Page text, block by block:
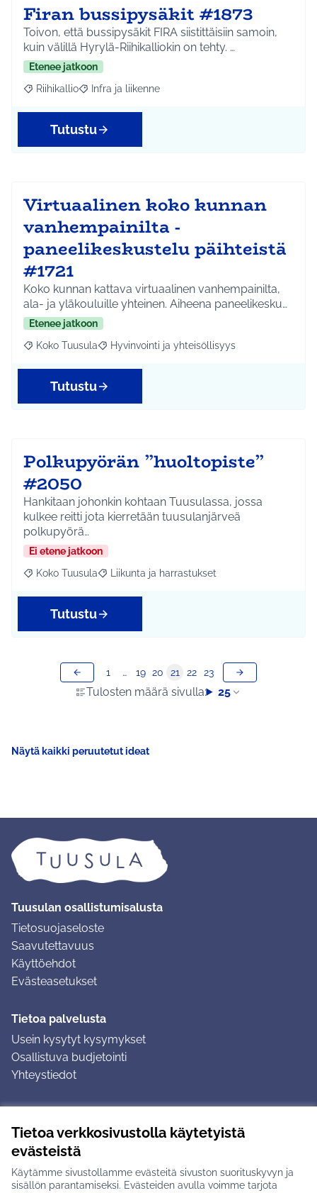
Tietoa verkkosivustolla käytetyistä
evästeistä
Käytämme sivustollamme evästeitä sivuston suorituskyvyn ja
sisällön parantamiseksi. Evästeiden avulla voimme tarjota
Firan bussipysäkit #1873
Toivon, että bussipysäkit FIRA siistittäisiin samoin,
kuin välillä Hyrylä-Riihikalliokin on tehty. …
Etenee jatkoon
Rajaa tulokset aihepiirin mukaan: Riihikallio
Riihikallio Rajaa tulokset teeman mukaan: Infra ja liikenne
Infra ja liikenne
Tutustu
Virtuaalinen koko kunnan
vanhempainilta -
paneelikeskustelu päihteistä
#1721
Koko kunnan kattava virtuaalinen vanhempainilta,
ala- ja yläkouluille yhteinen. Aiheena paneelikesku…
Etenee jatkoon
Rajaa tulokset aihepiirin mukaan: Koko Tuusula
Koko Tuusula Rajaa tulokset teeman mukaan: Hyvinvointi ja
Hyvinvointi ja yhteisöllisyys
Tutustu
Polkupyörän ”huoltopiste”
#2050
Hankitaan johonkin kohtaan Tuusulassa, jossa
kulkee reitti jota kierretään tuusulanjärveä
polkupyörä…
Ei etene jatkoon
Rajaa tulokset aihepiirin mukaan: Koko Tuusula
Koko Tuusula Rajaa tulokset teeman mukaan: Liikunta ja
Liikunta ja harrastukset
Tutustu
Tulosten määrä sivulla: 25
1 … 19 20 21 22 23
Näytä kaikki peruutetut ideat
Tuusulan osallistumisalusta
Tietosuojaseloste
Saavutettavuus
Käyttöehdot
Evästeasetukset
Tietoa palvelusta
Usein kysytyt kysymykset
Osallistuva budjetointi
Yhteystiedot
Ohjeet kirjautumiseen
Ohjeet kommentin jättämiseen